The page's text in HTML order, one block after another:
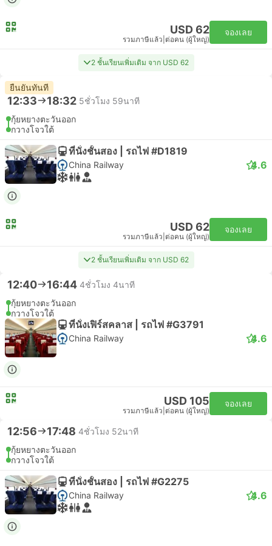
USD 62
รวมภาษีแล้ว ต่อคน (ผู้ใหญ่)
จองเลย
2 ชั้นเรียนเพิ่มเติม จาก USD 62
ยืนยันทันที
12:33 18:32 5ชั่วโมง 59นาที
กุ้ยหยางตะวันออก
กวางโจวใต้
ที่นั่งชั้นสอง | รถไฟ #D1819
China Railway 4.6
USD 62
รวมภาษีแล้ว ต่อคน (ผู้ใหญ่)
จองเลย
2 ชั้นเรียนเพิ่มเติม จาก USD 62
12:40 16:44 4ชั่วโมง 4นาที
กุ้ยหยางตะวันออก
กวางโจวใต้
ที่นั่งเฟิร์สคลาส | รถไฟ #G3791
China Railway 4.6
USD 105
รวมภาษีแล้ว ต่อคน (ผู้ใหญ่)
จองเลย
12:56 17:48 4ชั่วโมง 52นาที
กุ้ยหยางตะวันออก
กวางโจวใต้
ที่นั่งชั้นสอง | รถไฟ #G2275
China Railway 4.6